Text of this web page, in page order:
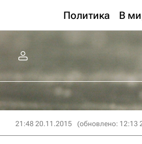
Политика В
21:48 20.11.2015 (обновлено: 12:13